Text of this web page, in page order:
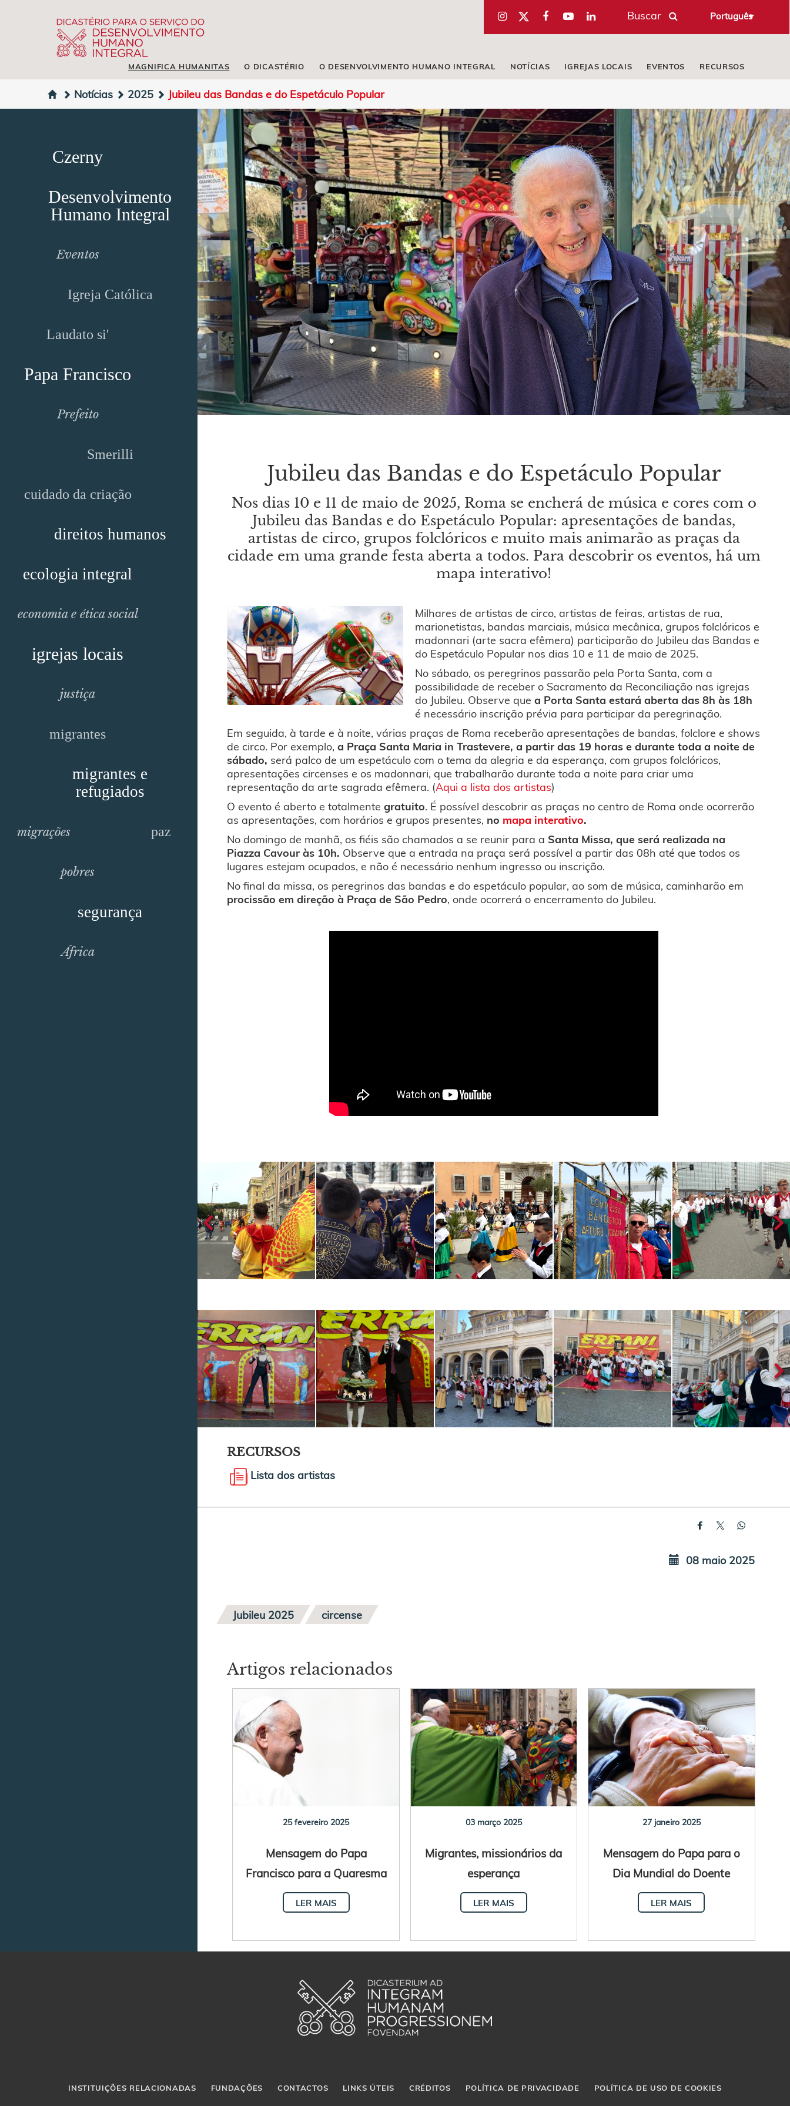
Buscar Português
MAGNIFICA HUMANITAS O DICASTÉRIO O DESENVOLVIMENTO HUMANO INTEGRAL NOTÍCIAS IGREJAS LOCAIS EVENTOS RECURSOS
Notícias 2025 Jubileu das Bandas e do Espetáculo Popular
Czerny
Desenvolvimento
Humano Integral
Eventos
Igreja Católica
Laudato si'
Papa Francisco
Prefeito
Smerilli
cuidado da criação
direitos humanos
ecologia integral
economia e ética social
igrejas locais
justiça
migrantes
migrantes e
refugiados
migrações paz
pobres
segurança
África
Jubileu das Bandas e do Espetáculo Popular
Nos dias 10 e 11 de maio de 2025, Roma se encherá de música e cores com o
Jubileu das Bandas e do Espetáculo Popular: apresentações de bandas,
artistas de circo, grupos folclóricos e muito mais animarão as praças da
cidade em uma grande festa aberta a todos. Para descobrir os eventos, há um
mapa interativo!
Milhares de artistas de circo, artistas de feiras, artistas de rua,
marionetistas, bandas marciais, música mecânica, grupos folclóricos e
madonnari (arte sacra efêmera) participarão do Jubileu das Bandas e
do Espetáculo Popular nos dias 10 e 11 de maio de 2025.
No sábado, os peregrinos passarão pela Porta Santa, com a
possibilidade de receber o Sacramento da Reconciliação nas igrejas
do Jubileu. Observe quea Porta Santa estará aberta das 8h às 18h
é necessário inscrição prévia para participar da peregrinação.
Em seguida, à tarde e à noite, várias praças de Roma receberão apresentações de bandas, folclore e shows
de circo. Por exemplo,a Praça Santa Maria in Trastevere, a partir das 19 horas e durante toda a noite de
sábado, será palco de um espetáculo com o tema da alegria e da esperança, com grupos folclóricos,
apresentações circenses e os madonnari, que trabalharão durante toda a noite para criar uma
representação da arte sagrada efêmera. (Aqui a lista dos artistas)
O evento é aberto e totalmentegratuito. É possível descobrir as praças no centro de Roma onde ocorrerão
as apresentações, com horários e grupos presentes, no mapa interativo.
No domingo de manhã, os fiéis são chamados a se reunir para a Santa Missa, que será realizada na
Piazza Cavour às 10h. Observe que a entrada na praça será possível a partir das 08h até que todos os
lugares estejam ocupados, e não é necessário nenhum ingresso ou inscrição.
No final da missa, os peregrinos das bandas e do espetáculo popular, ao som de música, caminharão em
procissão em direção à Praça de São Pedro, onde ocorrerá o encerramento do Jubileu.
RECURSOS
Lista dos artistas
08 maio 2025
Jubileu 2025 circense
Artigos relacionados
25 fevereiro 2025
Mensagem do Papa
Francisco para a Quaresma
2025
LER MAIS
03 março 2025
Migrantes, missionários da
esperança
LER MAIS
27 janeiro 2025
Mensagem do Papa para o
Dia Mundial do Doente
2025
LER MAIS
INSTITUIÇÕES RELACIONADAS FUNDAÇÕES CONTACTOS LINKS ÚTEIS CRÉDITOS POLÍTICA DE PRIVACIDADE POLÍTICA DE USO DE COOKIES